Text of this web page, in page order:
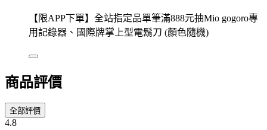
【限APP下單】全站指定品單筆滿888元抽Mio gogoro專
用記錄器、國際牌掌上型電鬍刀 (顏色隨機)
商品評價
全部評價
4.8